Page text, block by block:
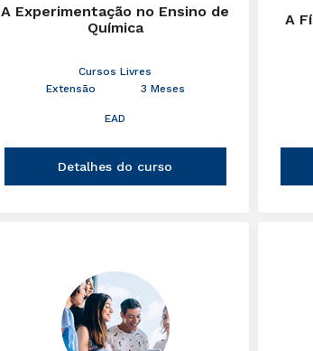
A Experimentação no Ensino de
Química
Cursos Livres
Extensão
3 Meses
EAD
Detalhes do curso
A